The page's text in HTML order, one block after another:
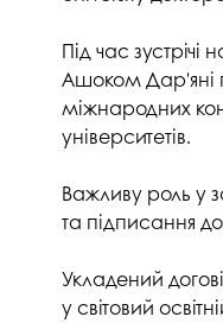
Асоціація
3D тур по
Наші
Під час
Ашоком Дар'яні
міжнародних
університетів.
Важливу роль у
та підписання
Укладений
у світовий